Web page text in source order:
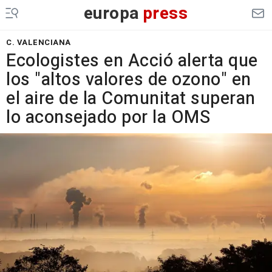
europa press
C. VALENCIANA
Ecologistes en Acció alerta que
los "altos valores de ozono" en
el aire de la Comunitat superan
lo aconsejado por la OMS